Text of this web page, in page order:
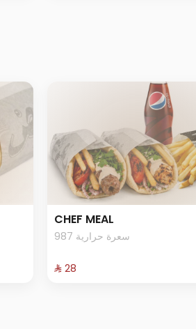
CHEF MEAL
987 سعرة حرارية
⁨⁦‪‬ 28⁩